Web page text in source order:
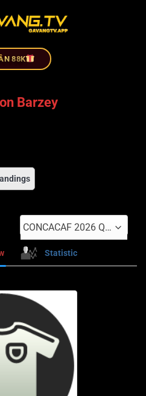
88K
Barzey
CONCACAF 2026 Qualifiers
Statistic